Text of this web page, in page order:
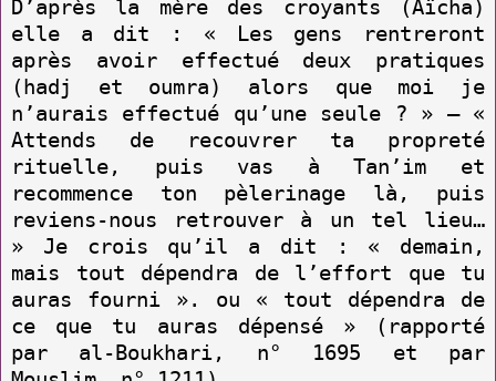
D’après la mère des croyants (Aïcha)
elle a dit : « Les gens rentreront
après avoir effectué deux pratiques
(hadj et oumra) alors que moi je
n’aurais effectué qu’une seule ? » – «
Attends de recouvrer ta propreté
rituelle, puis vas à Tan’im et
recommence ton pèlerinage là, puis
reviens-nous retrouver à un tel lieu…
» Je crois qu’il a dit : « demain,
mais tout dépendra de l’effort que tu
auras fourni ». ou « tout dépendra de
ce que tu auras dépensé » (rapporté
par al-Boukhari, n° 1695 et par